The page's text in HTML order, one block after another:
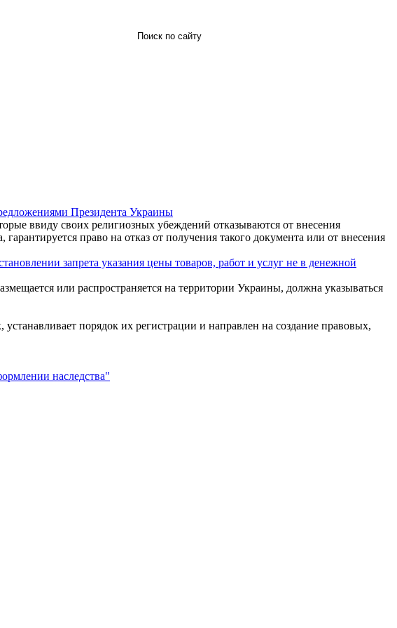
Президента Украины
ввиду своих религиозных убеждений отказываются от внесения
право на отказ от получения такого документа или от внесения
запрета указания цены товаров, работ и услуг не в денежной
или распространяется на территории Украины, должна указываться
порядок их регистрации и направлен на создание правовых,
наследства"